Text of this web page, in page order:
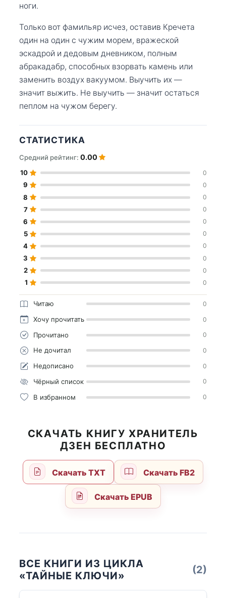
ноги.
Только вот фамильяр исчез, оставив Кречета
один на один с чужим морем, вражеской
эскадрой и дедовым дневником, полным
абракадабр, способных взорвать камень или
заменить воздух вакуумом. Выучить их —
значит выжить. Не выучить — значит остаться
пеплом на чужом берегу.
СТАТИСТИКА
Средний рейтинг: 0.00
10 0
9 0
8 0
7 0
6 0
5 0
4 0
3 0
2 0
1 0
Читаю 0
Хочу прочитать 0
Прочитано 0
Не дочитал 0
Недописано 0
Чёрный список 0
В избранном 0
СКАЧАТЬ КНИГУ ХРАНИТЕЛЬ
ДЗЕН БЕСПЛАТНО
Скачать TXT Скачать FB2
Скачать EPUB
ВСЕ КНИГИ ИЗ ЦИКЛА
«ТАЙНЫЕ КЛЮЧИ»
(2)